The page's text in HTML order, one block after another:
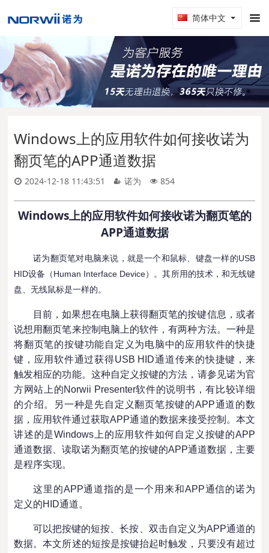
简体中文
Windows上的应用软件如何接收诺为
翻页笔的APP通道数据
2024-12-18 11:43:51 诺为 854
Windows上的应用软件如何接收诺为翻页笔的
APP通道数据
诺为翻页笔对电脑来说，就是一个和鼠标、键盘一样的USB
HID设备（Human Interface Device）。其所用的技术，和无线键
盘、无线鼠标是一样的。
目前，如果想在电脑上获得翻页笔的按键信息，或者
说想用翻页笔来控制电脑上的软件，有两种方法。一种是
将翻页笔的按键功能自定义为电脑中的应用软件的快捷
键，应用软件通过获得USB HID通道传来的快捷键，来
触发相应的功能。这种自定义按键的方法，请参见诺为官
方网站上的Norwii Presenter软件的说明书，有比较详细
的介绍。另一种是先自定义翻页笔按键的APP通道的数
据，应用软件通过获取APP通道的数据来接受控制。本文
讲述的是Windows上的应用软件如何自定义按键的APP
通道数据、读取诺为翻页笔的按键的APP通道数据，主要
是程序实现。
这里的APP通道指的是一个用来和APP通信的诺为
定义的HID通道。
可以把按键的短按、长按、双击自定义为APP通道的
数据。本文所述的短按是按键抬起时触发，只要没有超过